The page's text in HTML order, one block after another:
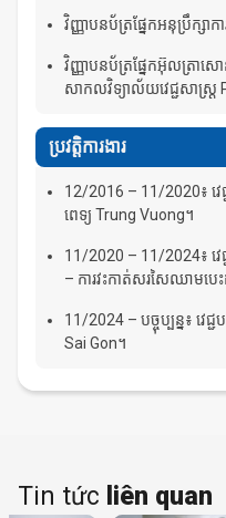
វិញ្ញាបនប័ត្រផ្នែកអនុប្រឹក្សាក
វិញ្ញាបនប័ត្រផ្នែកអ៊ុលត្រ
សាកលវិទ្យាល័យវេជ្ជសាស្រ្
ប្រវត្តិការងារ
12/2016 – 11/2020៖ វេជ្
ពេទ្យ Trung Vuong។
11/2020 – 11/2024៖ វេជ្
– ការវះកាត់សរសៃឈាមបេ
11/2024 – បច្ចុប្បន្ន៖ វេជ្
Sai Gon។
Tin tức liên quan